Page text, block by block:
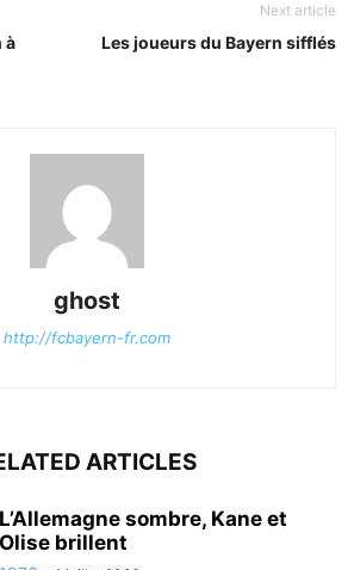
à
Next article
Les joueurs du Bayern sifflés
ghost
http://fcbayern-fr.com
ARTICLES
L’Allemagne sombre, Kane et
Olise brillent